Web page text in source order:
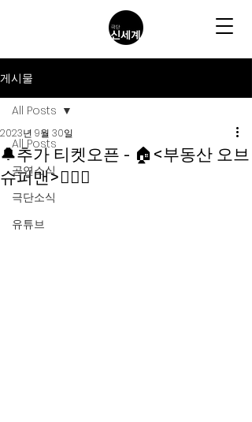
게시물
All Posts
공연소식
극단소식
유튜브
All Posts
🔔추가 티켓오픈 - 🏠<부동산 오브
슈퍼맨>🦸🏻‍♂️
2023년 9월 30일